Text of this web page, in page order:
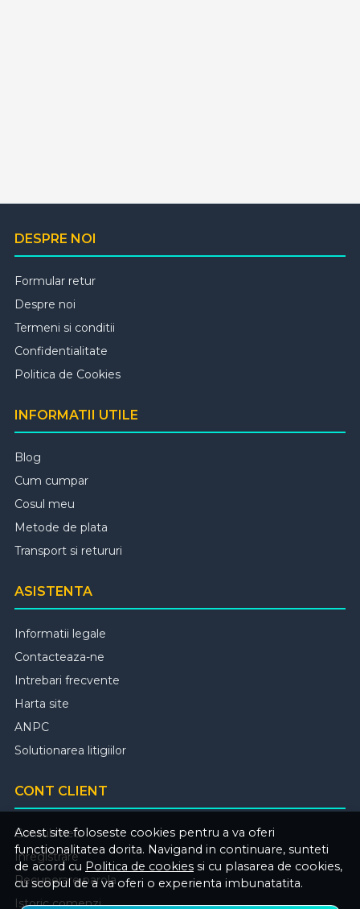
Acest site foloseste cookies pentru a va oferi
functionalitatea dorita. Navigand in continuare, sunteti
de acord cu Politica de cookies si cu plasarea de cookies,
cu scopul de a va oferi o experienta imbunatatita.
DESPRE NOI
Formular retur
Despre noi
Termeni si conditii
Confidentialitate
Politica de Cookies
INFORMATII UTILE
Blog
Cum cumpar
Cosul meu
Metode de plata
Transport si retururi
ASISTENTA
Informatii legale
Contacteaza-ne
Intrebari frecvente
Harta site
ANPC
Solutionarea litigiilor
CONT CLIENT
Contul meu
Inregistrare
Recuperare parola
Istoric comenzi